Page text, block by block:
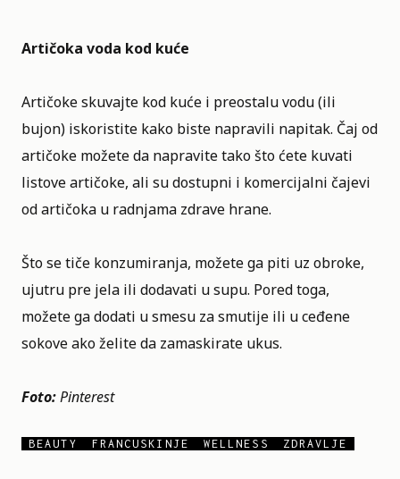
Artičoka voda kod kuće
Artičoke skuvajte kod kuće i preostalu vodu (ili
bujon) iskoristite kako biste napravili napitak. Čaj od
artičoke možete da napravite tako što ćete kuvati
listove artičoke, ali su dostupni i komercijalni čajevi
od artičoka u radnjama zdrave hrane.
Što se tiče konzumiranja, možete ga piti uz obroke,
ujutru pre jela ili dodavati u supu. Pored toga,
možete ga dodati u smesu za smutije ili u ceđene
sokove ako želite da zamaskirate ukus.
Foto:Pinterest
BEAUTY FRANCUSKINJE WELLNESS ZDRAVLJE